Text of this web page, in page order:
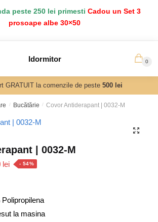
peste 250 lei primesti Cadou un Set 3
prosoape albe 30×50
Idormitor 0
GRATUIT la comenzile de peste500 lei
/ Bucătărie / Covor Antiderapant | 0032-M
| 0032-M
leiInterval
109,00 lei
până
- 54%
la masina